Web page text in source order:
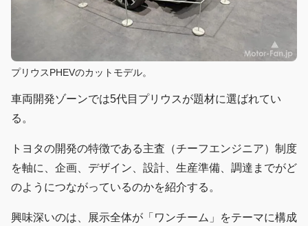
プリウスPHEVのカットモデル。
車両開発ゾーンでは5代目プリウスが題材に選ばれてい
る。
トヨタの開発の特徴である主査（チーフエンジニア）制度
を軸に、企画、デザイン、設計、生産準備、調達までがど
のようにつながっているのかを紹介する。
興味深いのは、展示全体が「ワンチーム」をテーマに構成